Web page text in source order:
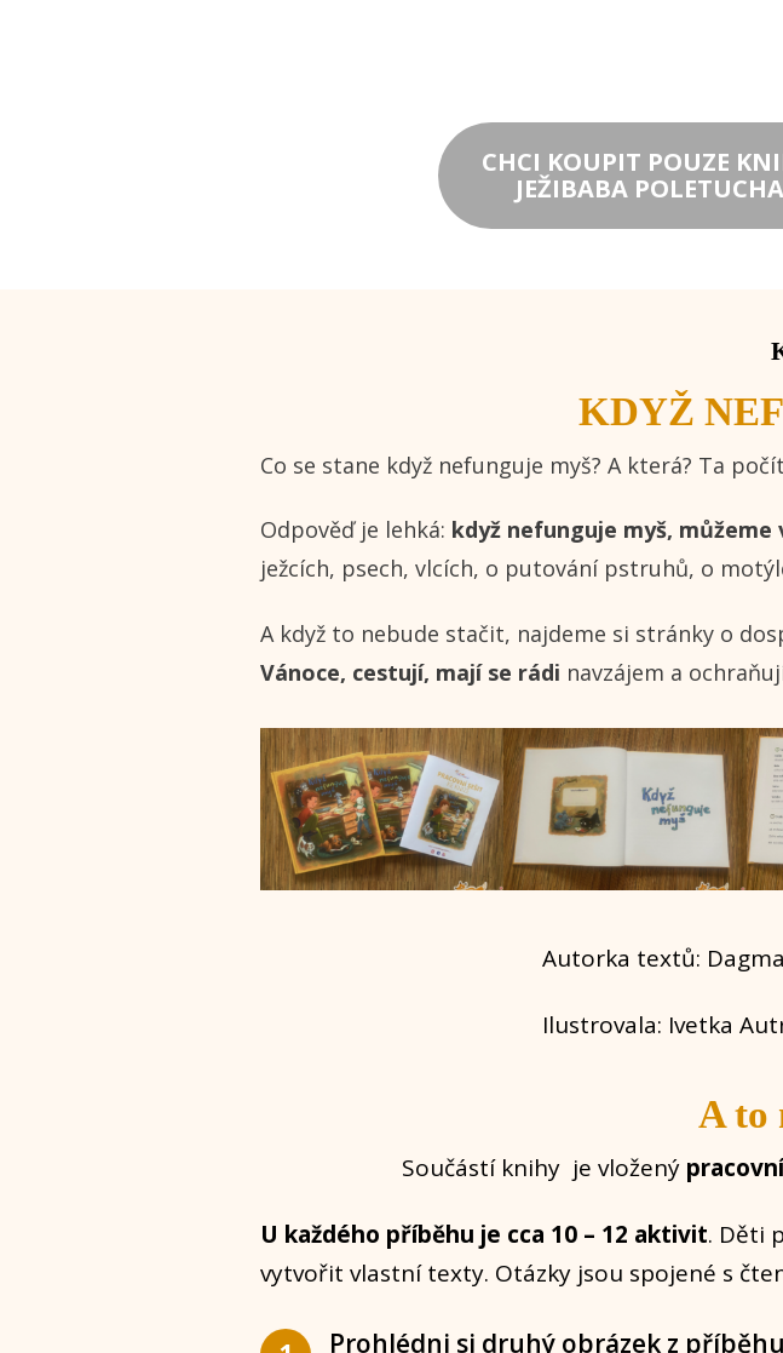
CHCI KOUPIT POUZE
JEŽIBABA POLETUCHA
KDYŽ
Co se stane když nefunguje myš? A která? Ta
Odpověď je lehká: když nefunguje myš,
ježcích, psech, vlcích, o putování pstruhů, o
A když to nebude stačit, najdeme si stránky o
Vánoce, cestují, mají se rádi navzájem a
Autorka textů:
Ilustrovala: Ivetka
A to
Součástí knihy je vložený
U každého příběhu je cca 10 – 12 aktivit. Děti
vytvořit vlastní texty. Otázky jsou spojené s
Prohlédni si druhý obrázek z příběhu